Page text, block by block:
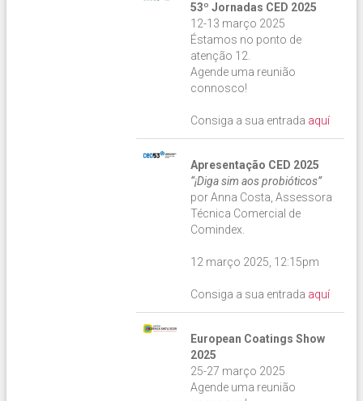
53º Jornadas CED 2025
12-13 março 2025
Éstamos no ponto de
atenção 12.
Agende uma reunião
connosco!
Consiga a sua entrada aquí
Apresentação CED 2025
“¡Diga sim aos probióticos”
por Anna Costa, Assessora
Técnica Comercial de
Comindex.
12 março 2025, 12:15pm
Consiga a sua entrada aquí
European Coatings Show
2025
25-27 março 2025
Agende uma reunião